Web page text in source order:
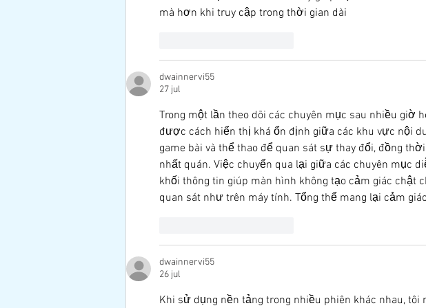
mà hơn khi truy cập trong thời gian dài
dwainnervi55
27 jul
Trong một lần theo dõi các chuyên mục sau nhiều giờ
được cách hiển thị khá ổn định giữa các khu vực nội
game bài và thể thao để quan sát sự thay đổi, đồng
nhất quán. Việc chuyển qua lại giữa các chuyên mục
khối thông tin giúp màn hình không tạo cảm giác chật
quan sát như trên máy tính. Tổng thể mang lại cảm
dwainnervi55
26 jul
Khi sử dụng nền tảng trong nhiều phiên khác nhau, tôi